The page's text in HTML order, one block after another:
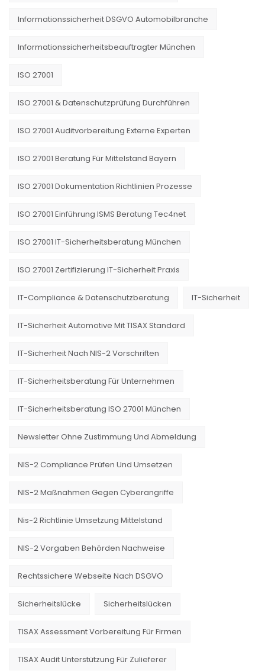
Informationssicherheit DSGVO Automobilbranche
Informationssicherheitsbeauftragter München
ISO 27001
ISO 27001 & Datenschutzprüfung Durchführen
ISO 27001 Auditvorbereitung Externe Experten
ISO 27001 Beratung Für Mittelstand Bayern
ISO 27001 Dokumentation Richtlinien Prozesse
ISO 27001 Einführung ISMS Beratung Tec4net
ISO 27001 IT-Sicherheitsberatung München
ISO 27001 Zertifizierung IT-Sicherheit Praxis
IT-Compliance & Datenschutzberatung IT-Sicherheit
IT-Sicherheit Automotive Mit TISAX Standard
IT-Sicherheit Nach NIS-2 Vorschriften
IT-Sicherheitsberatung Für Unternehmen
IT-Sicherheitsberatung ISO 27001 München
Newsletter Ohne Zustimmung Und Abmeldung
NIS-2 Compliance Prüfen Und Umsetzen
NIS-2 Maßnahmen Gegen Cyberangriffe
Nis-2 Richtlinie Umsetzung Mittelstand
NIS-2 Vorgaben Behörden Nachweise
Rechtssichere Webseite Nach DSGVO
Sicherheitslücke Sicherheitslücken
TISAX Assessment Vorbereitung Für Firmen
TISAX Audit Unterstützung Für Zulieferer